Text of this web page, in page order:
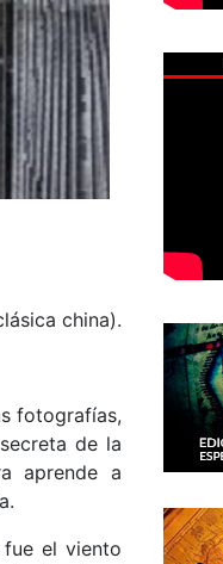
china).
fotografías,
de la
aprende a
fue el viento